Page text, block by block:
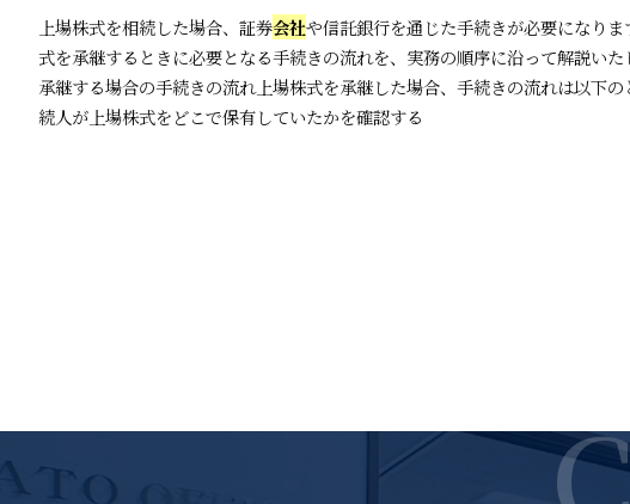
上場株式を相続した場合、証券会社や信託銀行を通じた手続きが必要になり
式を承継するときに必要となる手続きの流れを、実務の順序に沿って解説いた
承継する場合の手続きの流れ上場株式を承継した場合、手続きの流れは以下
続人が上場株式をどこで保有していたかを確認する